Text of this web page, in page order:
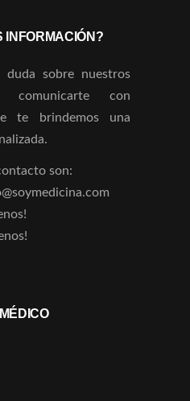
INFORMACIÓN?
duda sobre nuestros
comunicarte con
te brindemos una
son: